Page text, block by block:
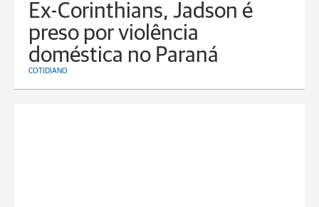
Ex-Corinthians, Jadson é
preso por violência
doméstica no Paraná
COTIDIANO